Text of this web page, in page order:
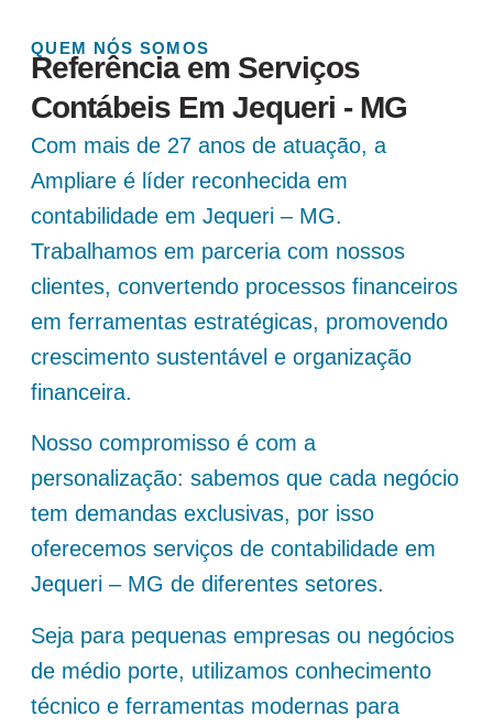
QUEM NÓS SOMOS
Referência em Serviços
Contábeis Em Jequeri - MG
Com mais de 27 anos de atuação, a
Ampliare é líder reconhecida em
contabilidade em Jequeri – MG.
Trabalhamos em parceria com nossos
clientes, convertendo processos financeiros
em ferramentas estratégicas, promovendo
crescimento sustentável e organização
financeira.
Nosso compromisso é com a
personalização: sabemos que cada negócio
tem demandas exclusivas, por isso
oferecemos serviços de contabilidade em
Jequeri – MG de diferentes setores.
Seja para pequenas empresas ou negócios
de médio porte, utilizamos conhecimento
técnico e ferramentas modernas para